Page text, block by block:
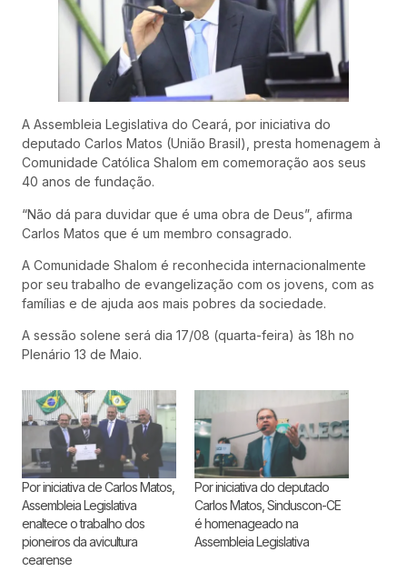
A Assembleia Legislativa do Ceará, por iniciativa do
deputado Carlos Matos (União Brasil), presta homenagem à
Comunidade Católica Shalom em comemoração aos seus
40 anos de fundação.
“Não dá para duvidar que é uma obra de Deus”, afirma
Carlos Matos que é um membro consagrado.
A Comunidade Shalom é reconhecida internacionalmente
por seu trabalho de evangelização com os jovens, com as
famílias e de ajuda aos mais pobres da sociedade.
A sessão solene será dia 17/08 (quarta-feira) às 18h no
Plenário 13 de Maio.
Por iniciativa de Carlos Matos,
Assembleia Legislativa
enaltece o trabalho dos
pioneiros da avicultura
cearense
Por iniciativa do deputado
Carlos Matos, Sinduscon-CE
é homenageado na
Assembleia Legislativa